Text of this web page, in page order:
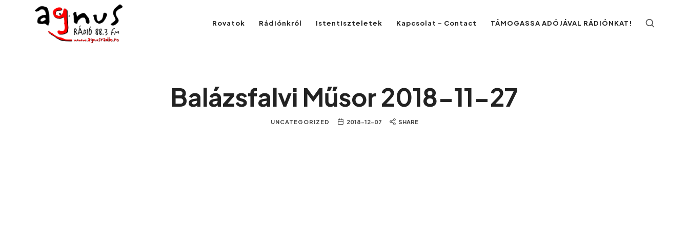
Agnus Rádió Rovatok Rádiónkról Istentiszteletek Kapcsolat – Contact TÁMOGASSA ADÓJÁVAL RÁDIÓNKAT!
Balázsfalvi Műsor 2018-11-27
UNCATEGORIZED 2018-12-07 SHARE